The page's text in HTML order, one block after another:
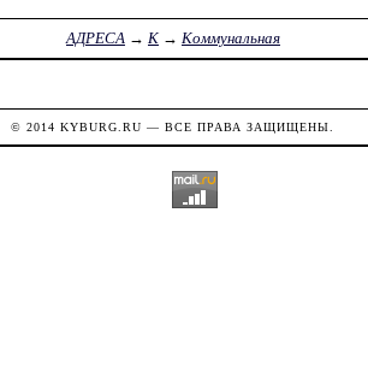
АДРЕСА→ К→ Коммунальная
© 2014KYBURG.RU — ВСЕ ПРАВА ЗАЩИЩЕНЫ.